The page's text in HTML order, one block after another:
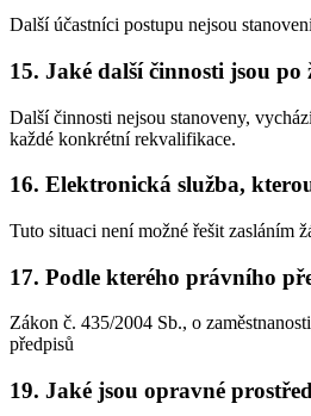
Další účastníci postupu nejsou
15. Jaké další činnosti jsou
Další činnosti nejsou stanoveny,
každé konkrétní rekvalifikace.
16. Elektronická služba,
Tuto situaci není možné řešit zasláním
17. Podle kterého právního
Zákon č. 435/2004 Sb., o
předpisů
19. Jaké jsou opravné